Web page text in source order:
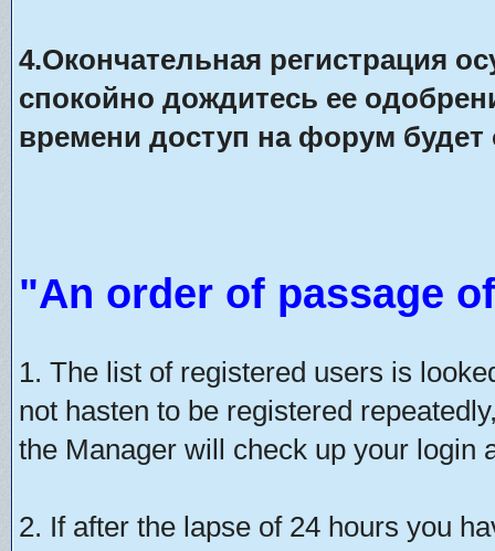
4.Окончательная регистрация
спокойно дождитесь ее
времени доступ на форум будет
"An order of passage
1. The list of registered users is
not hasten to be registered
the Manager will check up your login
2. If after the lapse of 24 hours you